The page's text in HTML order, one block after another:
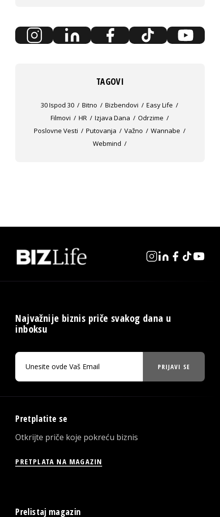
TAGOVI
30 Ispod 30 Bitno Bizbendovi
Easy Life
Filmovi
HR Izjava Dana
Odrzime
Poslovne Vesti
Putovanja Važno
Wannabe
Webmind
Najvažnije biznis priče svakog dana u
inboksu
PRIJAVI SE
Pretplatite se
Otkrijte priče koje pokreću biznis
PRETPLATA NA MAGAZIN
Prelistaj magazin